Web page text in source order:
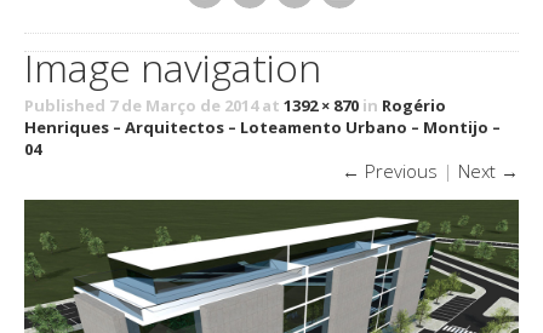
Image navigation
Published 7 de Março de 2014 at 1392 × 870 in Rogério
Henriques – Arquitectos – Loteamento Urbano – Montijo –
04
← Previous | Next →